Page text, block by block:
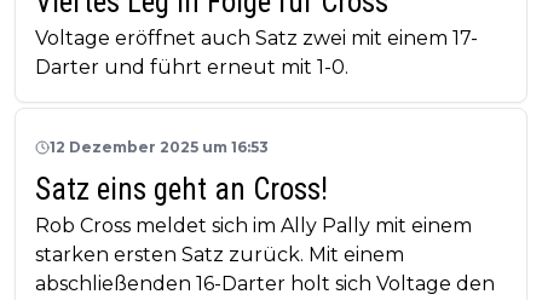
Voltage eröffnet auch Satz zwei mit einem 17-
Darter und führt erneut mit 1-0.
12 Dezember 2025 um 16:53
Satz eins geht an Cross!
Rob Cross meldet sich im Ally Pally mit einem
starken ersten Satz zurück. Mit einem
abschließenden 16-Darter holt sich Voltage den